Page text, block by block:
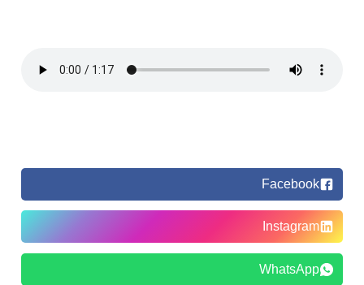
Facebook
Instagram
WhatsApp